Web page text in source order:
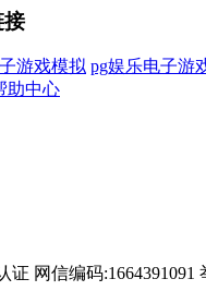
接
游戏模拟 pg娱乐电子游
助中心
网信编码:1664391091